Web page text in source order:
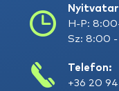
H-P:
Sz: 8:00
Telefon:
+36 20